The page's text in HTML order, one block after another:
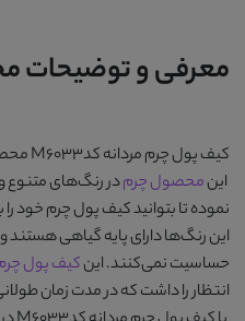
معرفی و توضیحات
کیف پول چرم مردانه کدM6033
اینمحصول چرمدر رنگ‌های متنوع و
نموده تا بتوانید کیف پول چرم خود را
این رنگ‌ها دارای پایه گیاهی
حساسیت نمی‌کنند. اینکیف پول
انتظار را داشت که در مدت زمان طولانی همچنان شیک و